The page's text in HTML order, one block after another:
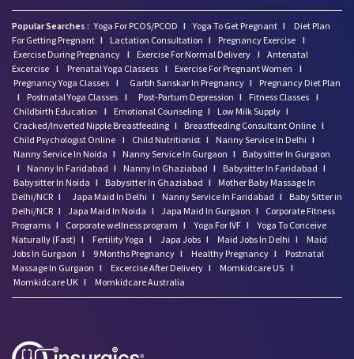
Popular Searches : Yoga For PCOS/PCOD I Yoga To Get Pregnant I
Diet Plan
For Getting Pregnant I Lactation Consultation I Pregnancy Exercise I
Exercise During Pregnancy I Exercise For Normal Delivery I Antenatal
Excercise I Prenatal Yoga Classess I Exercise For Pregnant Women
I
Pregnancy Yoga Classes I Garbh Sanskar In Pregnancy I
Pregnancy Diet Plan
I
Postnatal Yoga Classes I Post-Partum Depression I Fitness Classes I
Childbirth Education
I Emotional Counseling I Low Milk Supply I
Cracked/Inverted Nipple Breastfeeding I Breastfeeding Consultant Online I
Child Psychologist Online I Child Nutritionist I Nanny Service In Delhi I
Nanny Service In Noida I Nanny Service In Gurgaon I
Babysitter In Gurgaon
I
Nanny In Faridabad I Nanny In Ghaziabad I Babysitter In Faridabad I
Babysitter In Noida I Babysitter In Ghaziabad I
Mother Baby Massage In
Delhi/NCR I Japa Maid In Delhi I Nanny Service In Faridabad I
Baby Sitter in
Delhi/NCR I Japa Maid In Noida I Japa Maid In Gurgaon I
Corporate Fitness
Programs I Corporate wellness program I Yoga For IVF I
Yoga To Conceive
Naturally (Fast) I Fertility Yoga I Japa Jobs I Maid Jobs In Delhi I
Maid
Jobs In Gurgaon I 9 Months Pregnancy I Healthy Pregnancy I
Postnatal
Massage In Gurgaon I Excercise After Delivery I Momkidcare US I
Momkidcare UK I Momkidcare Australia